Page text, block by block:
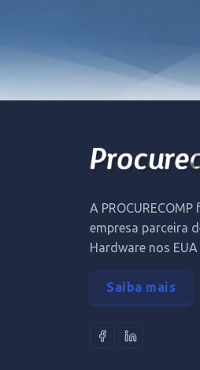
A
empresa parceira
Hardware nos EUA
Saiba mais